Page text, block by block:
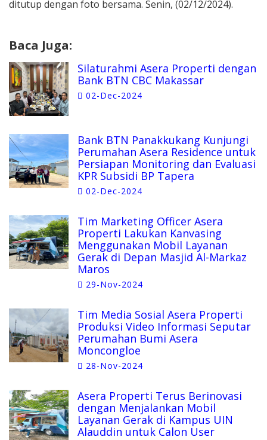
ditutup dengan foto bersama. Senin, (02/12/2024).
Baca Juga:
Silaturahmi Asera Properti dengan
Bank BTN CBC Makassar
02-Dec-2024
Bank BTN Panakkukang Kunjungi
Perumahan Asera Residence untuk
Persiapan Monitoring dan Evaluasi
KPR Subsidi BP Tapera
02-Dec-2024
Tim Marketing Officer Asera
Properti Lakukan Kanvasing
Menggunakan Mobil Layanan
Gerak di Depan Masjid Al-Markaz
Maros
29-Nov-2024
Tim Media Sosial Asera Properti
Produksi Video Informasi Seputar
Perumahan Bumi Asera
Moncongloe
28-Nov-2024
Asera Properti Terus Berinovasi
dengan Menjalankan Mobil
Layanan Gerak di Kampus UIN
Alauddin untuk Calon User